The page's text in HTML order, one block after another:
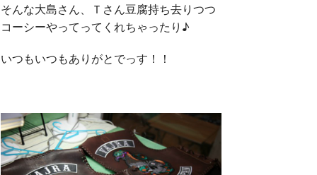
そんな大島さん、Ｔさん豆腐持ち去りつつ
コーシーやってってくれちゃったり♪
いつもいつもありがとでっす！！